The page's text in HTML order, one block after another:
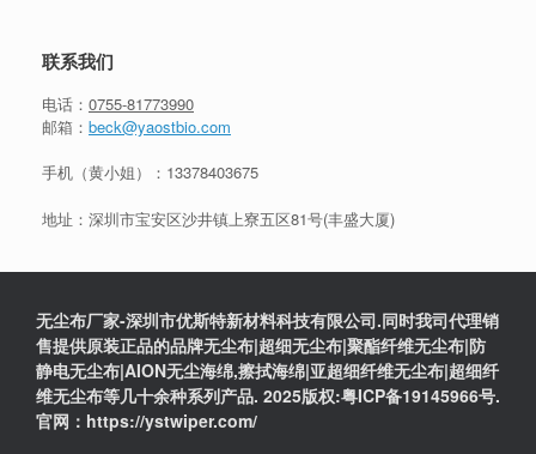
联系我们
电话： 0755-81773990
邮箱： beck@yaostbio.com
手机（黄小姐）： 13378403675
地址：深圳市宝安区沙井镇上寮五区81号(丰盛大厦)
无尘布厂家-深圳市优斯特新材料科技有限公司.同时我司代理销
售提供原装正品的品牌无尘布|超细无尘布|聚酯纤维无尘布|防
静电无尘布|AION无尘海绵,擦拭海绵|亚超细纤维无尘布|超细纤
维无尘布等几十余种系列产品. 2025版权:粤ICP备19145966号.
官网：https://ystwiper.com/